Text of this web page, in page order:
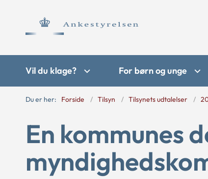
Vil du klage? For børn og unge
Du er her: Forside Tilsyn Tilsynets udtalelser
En kommunes